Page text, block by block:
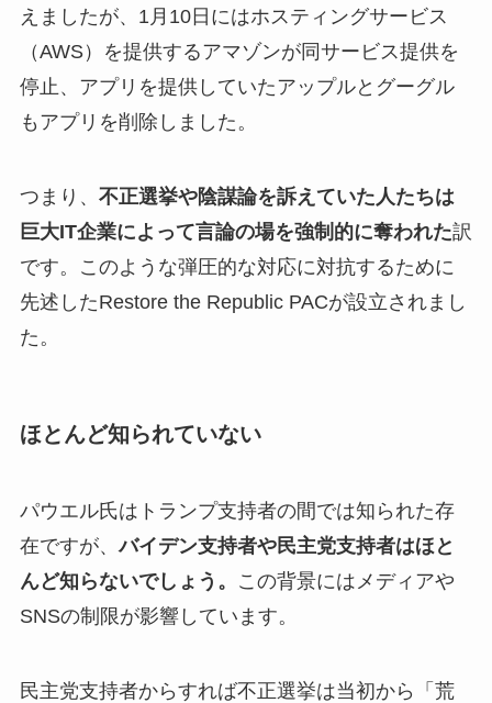
えましたが、1月10日にはホスティングサービス
（AWS）を提供するアマゾンが同サービス提供を
停止、アプリを提供していたアップルとグーグル
もアプリを削除しました。
つまり、 不正選挙や陰謀論を訴えていた人たちは
巨大IT企業によって言論の場を強制的に奪われた訳
です。このような弾圧的な対応に対抗するために
先述したRestore the Republic PACが設立されまし
た。
ほとんど知られていない
パウエル氏はトランプ支持者の間では知られた存
在ですが、バイデン支持者や民主党支持者はほと
んど知らないでしょう。
この背景にはメディアや
SNSの制限が影響しています。
民主党支持者からすれば不正選挙は当初から「荒